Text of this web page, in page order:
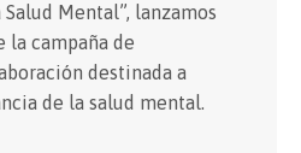
Mental”, lanzamos
la campaña de
destinada a
de la salud mental.